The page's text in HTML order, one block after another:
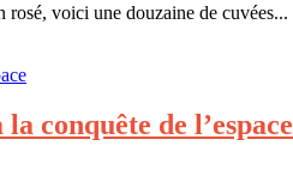
rosé, voici une douzaine de cuvées...
conquête de l’espace